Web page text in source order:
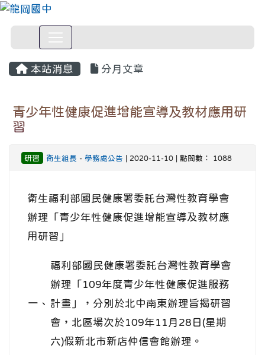
本站消息 分月文章
青少年性健康促進增能宣導及教材應用研
習
研習 衛生組長 - 學務處公告 | 2020-11-10 | 點閱數： 1088
衛生福利部國民健康署委託台灣性教育學會
辦理「青少年性健康促進增能宣導及教材應
用研習」
一、
福利部國民健康署委託台灣性教育學會
辦理「109年度青少年性健康促進服務
計畫」，分別於北中南東辦理旨揭研習
會，北區場次於109年11月28日(星期
六)假新北市新店仲信會館辦理。